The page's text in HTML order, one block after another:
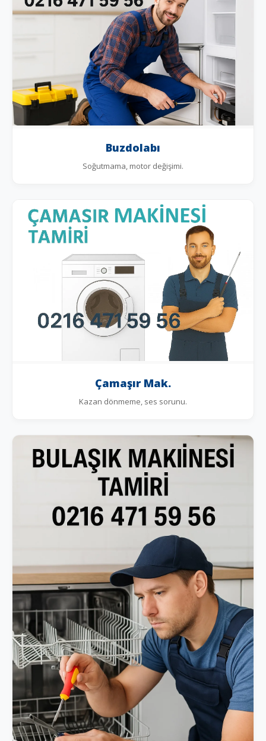
Buzdolabı
Soğutmama, motor değişimi.
Çamaşır Mak.
Kazan dönmeme, ses sorunu.